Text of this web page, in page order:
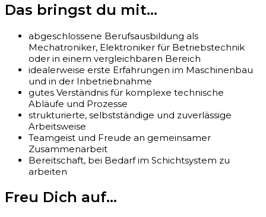
Das bringst du mit...
abgeschlossene Berufsausbildung als
Mechatroniker, Elektroniker für Betriebstechnik
oder in einem vergleichbaren Bereich
idealerweise erste Erfahrungen im Maschinenbau
und in der Inbetriebnahme
gutes Verständnis für komplexe technische
Abläufe und Prozesse
strukturierte, selbstständige und zuverlässige
Arbeitsweise
Teamgeist und Freude an gemeinsamer
Zusammenarbeit
Bereitschaft, bei Bedarf im Schichtsystem zu
arbeiten
Freu Dich auf...